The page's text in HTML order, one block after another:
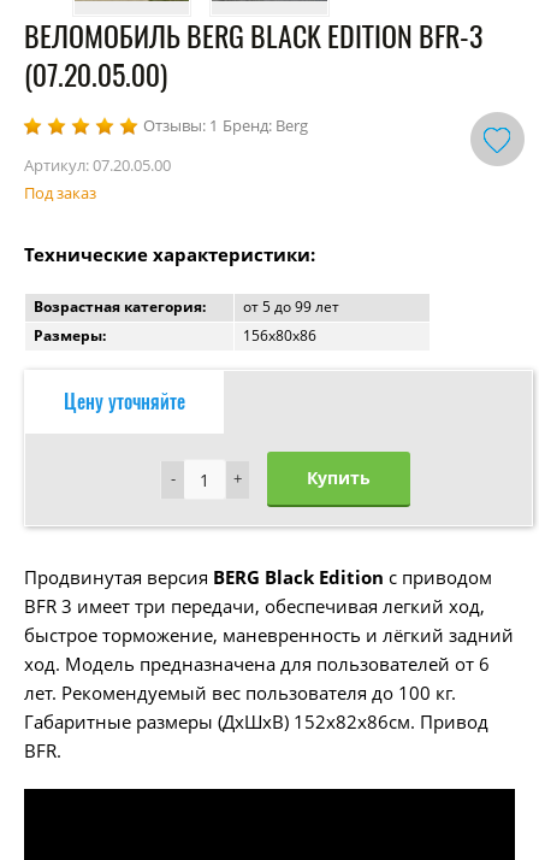
ВЕЛОМОБИЛЬ BERG BLACK EDITION BFR-3
(07.20.05.00)
Отзывы: 1 Бренд: Berg
Артикул:07.20.05.00
Под заказ
Технические характеристики:
Возрастная категория:
от 5 до 99 лет
Размеры:
156х80х86
Цену уточняйте
+
- +
- Купить
Продвинутая версия BERG Black Edition с приводом
BFR 3 имеет три передачи, обеспечивая легкий ход,
быстрое торможение, маневренность и лёгкий задний
ход. Модель предназначена для пользователей от 6
лет. Рекомендуемый вес пользователя до 100 кг.
Габаритные размеры (ДхШхВ) 152х82х86см. Привод
BFR.